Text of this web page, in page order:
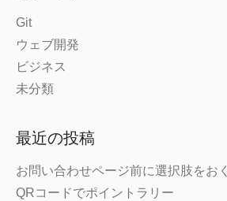
Git
ウェブ開発
ビジネス
未分類
最近の投稿
お問い合わせページ前に選択肢をおく
QRコードでポイントラリー